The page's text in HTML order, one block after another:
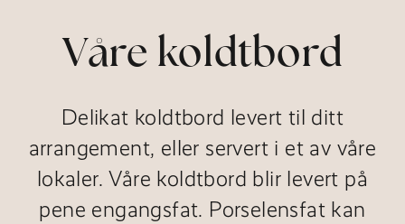
Våre koldtbord
Delikat koldtbord levert til ditt
arrangement, eller servert i et av våre
lokaler. Våre koldtbord blir levert på
pene engangsfat. Porselensfat kan